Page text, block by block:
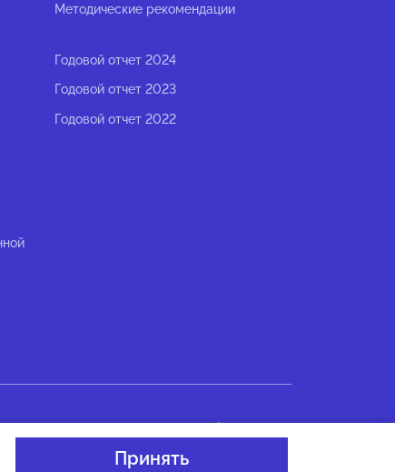
Методические рекомендации
Годовой отчет 2024
Годовой отчет 2023
Годовой отчет 2022
Принять